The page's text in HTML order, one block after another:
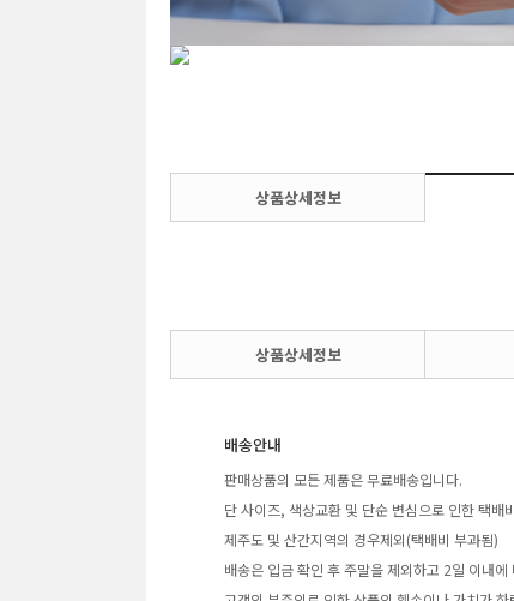
상품상세정보
상품상세정보
배송안내
판매상품의 모든 제품은 무료배송입니다.
단 사이즈, 색상교환 및 단순 변심으로 인한 택
제주도 및 산간지역의 경우제외(택배비 부과됨)
배송은 입금 확인 후 주말을 제외하고 2일 이내